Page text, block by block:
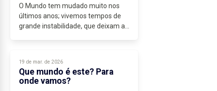
O Mundo tem mudado muito nos
últimos anos; vivemos tempos de
grande instabilidade, que deixam as
19 de mar. de 2026
Que mundo é este? Para
onde vamos?